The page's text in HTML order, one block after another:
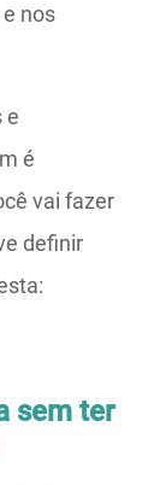
nos
e
é
vai fazer
definir
sem ter